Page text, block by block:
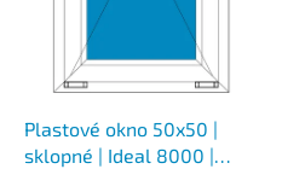
Plastové okno 50x50 |
sklopné | Ideal 8000 |